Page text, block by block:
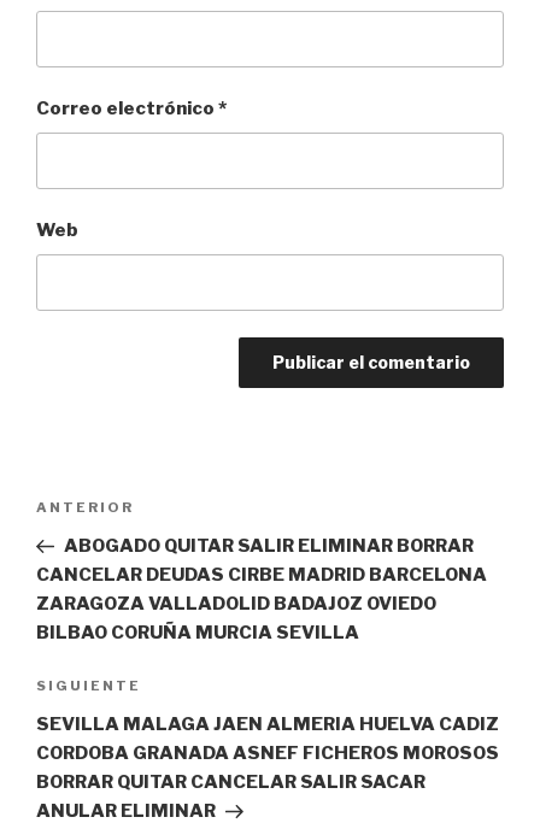
Correo electrónico *
Web
entradas
Entrada
anterior:
ANTERIOR
ABOGADO QUITAR SALIR ELIMINAR BORRAR
CANCELAR DEUDAS CIRBE MADRID BARCELONA
ZARAGOZA VALLADOLID BADAJOZ OVIEDO
BILBAO CORUÑA MURCIA SEVILLA
Siguiente
entrada
SIGUIENTE
SEVILLA MALAGA JAEN ALMERIA HUELVA CADIZ
CORDOBA GRANADA ASNEF FICHEROS MOROSOS
BORRAR QUITAR CANCELAR SALIR SACAR
ANULAR ELIMINAR